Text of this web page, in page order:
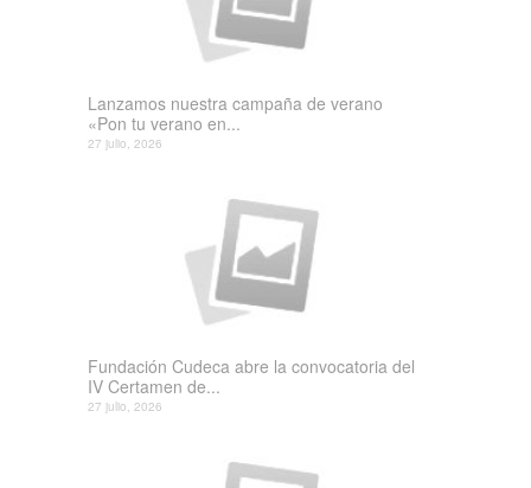
Lanzamos nuestra campaña de verano
«Pon tu verano en...
27 julio, 2026
Fundación Cudeca abre la convocatoria del
IV Certamen de...
27 julio, 2026